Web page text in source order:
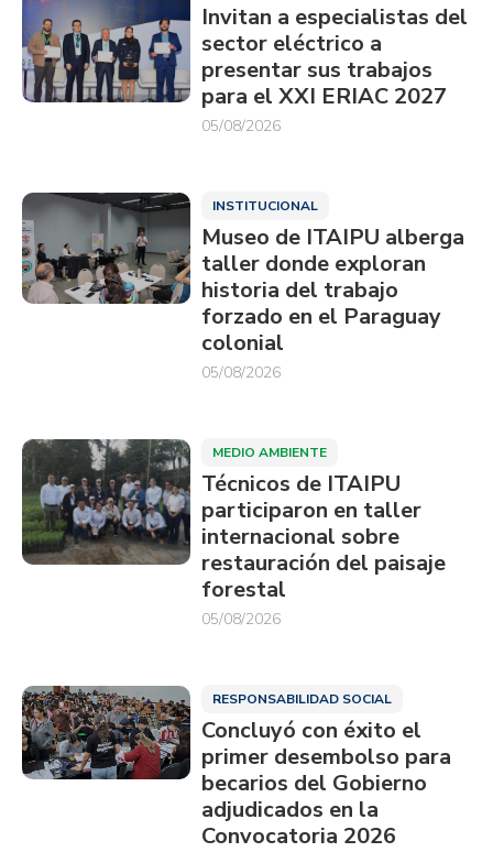
Invitan a especialistas del
sector eléctrico a
presentar sus trabajos
para el XXI ERIAC 2027
05/08/2026
INSTITUCIONAL
Museo de ITAIPU alberga
taller donde exploran
historia del trabajo
forzado en el Paraguay
colonial
05/08/2026
MEDIO AMBIENTE
Técnicos de ITAIPU
participaron en taller
internacional sobre
restauración del paisaje
forestal
05/08/2026
RESPONSABILIDAD SOCIAL
Concluyó con éxito el
primer desembolso para
becarios del Gobierno
adjudicados en la
Convocatoria 2026